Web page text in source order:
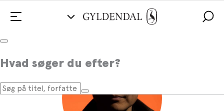
Hvad søger du efter?